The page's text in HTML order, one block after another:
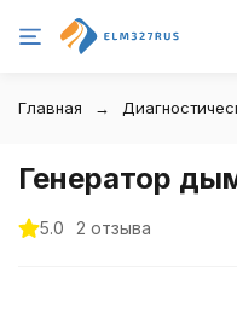
Главная
Генератор
5.0 2 отзыва